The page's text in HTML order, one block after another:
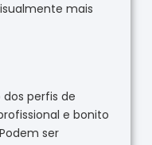
mais
perfis de
e bonito
ser